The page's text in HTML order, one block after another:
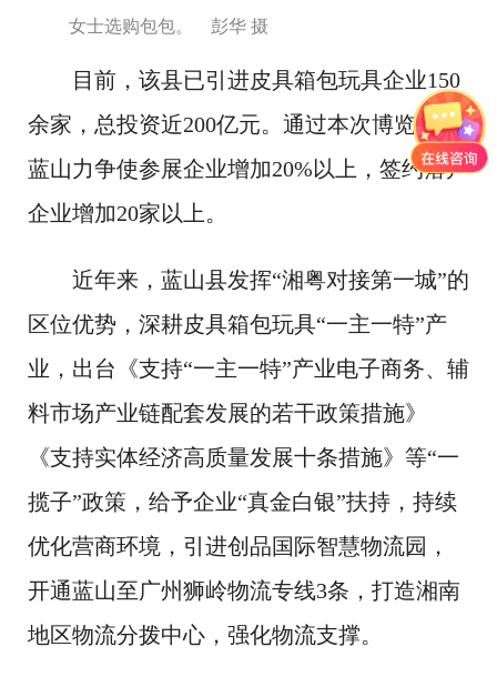
女士选购包包。 彭华 摄
目前，该县已引进皮具箱包玩具企业150
余家，总投资近200亿元。通过本次博览会，
蓝山力争使参展企业增加20%以上，签约落户
企业增加20家以上。
近年来，蓝山县发挥“湘粤对接第一城”的
区位优势，深耕皮具箱包玩具“一主一特”产
业，出台《支持“一主一特”产业电子商务、辅
料市场产业链配套发展的若干政策措施》
《支持实体经济高质量发展十条措施》等“一
揽子”政策，给予企业“真金白银”扶持，持续
优化营商环境，引进创品国际智慧物流园，
开通蓝山至广州狮岭物流专线3条，打造湘南
地区物流分拨中心，强化物流支撑。